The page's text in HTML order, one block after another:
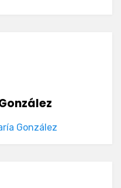
González